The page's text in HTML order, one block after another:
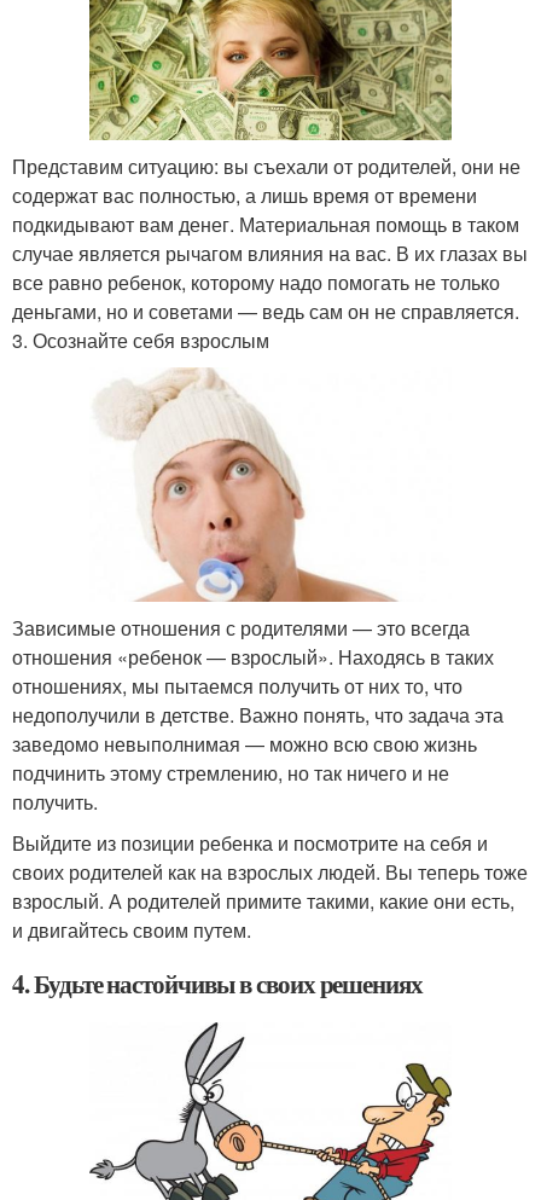
Представим ситуацию: вы съехали от родителей, они не
содержат вас полностью, а лишь время от времени
подкидывают вам денег. Материальная помощь в таком
случае является рычагом влияния на вас. В их глазах вы
все равно ребенок, которому надо помогать не только
деньгами, но и советами — ведь сам он не справляется.
3. Осознайте себя взрослым
Зависимые отношения с родителями — это всегда
отношения «ребенок — взрослый». Находясь в таких
отношениях, мы пытаемся получить от них то, что
недополучили в детстве. Важно понять, что задача эта
заведомо невыполнимая — можно всю свою жизнь
подчинить этому стремлению, но так ничего и не
получить.
Выйдите из позиции ребенка и посмотрите на себя и
своих родителей как на взрослых людей. Вы теперь тоже
взрослый. А родителей примите такими, какие они есть,
и двигайтесь своим путем.
4. Будьте настойчивы в своих решениях